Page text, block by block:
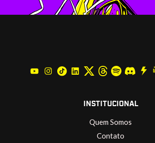
INSTITUCIONAL
Quem Somos
Contato